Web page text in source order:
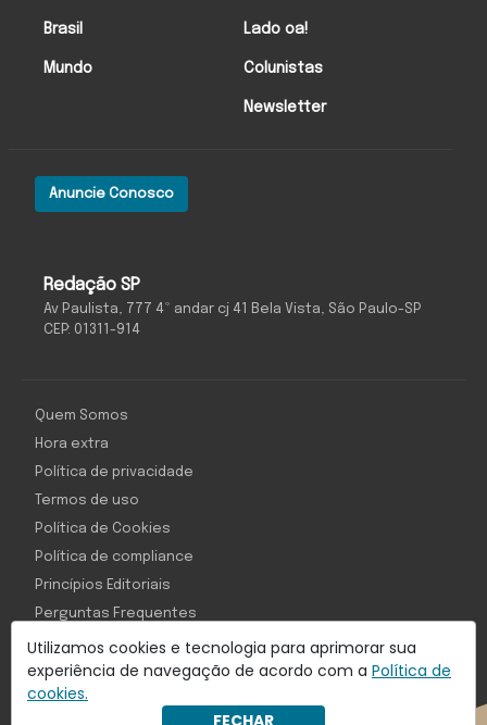
Utilizamos cookies e tecnologia para aprimorar sua
experiência de navegação de acordo com a Política de
cookies.
FECHAR
Redação SP
Av Paulista, 777 4º andar cj 41 Bela Vista, São Paulo-SP
CEP: 01311-914
Anuncie Conosco
Brasil
Mundo
Lado oa!
Colunistas
Newsletter
Com inteligência e tecnologia:
Object1ve - Marketing Solution
Quem Somos
Hora extra
Política de privacidade
Termos de uso
Política de Cookies
Política de compliance
Princípios Editoriais
Perguntas Frequentes